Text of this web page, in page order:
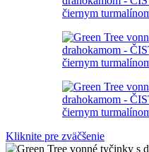
Kliknite pre zväčšenie